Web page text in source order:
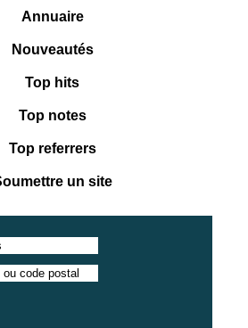
Annuaire
Nouveautés
Top hits
Top notes
Top referrers
un site